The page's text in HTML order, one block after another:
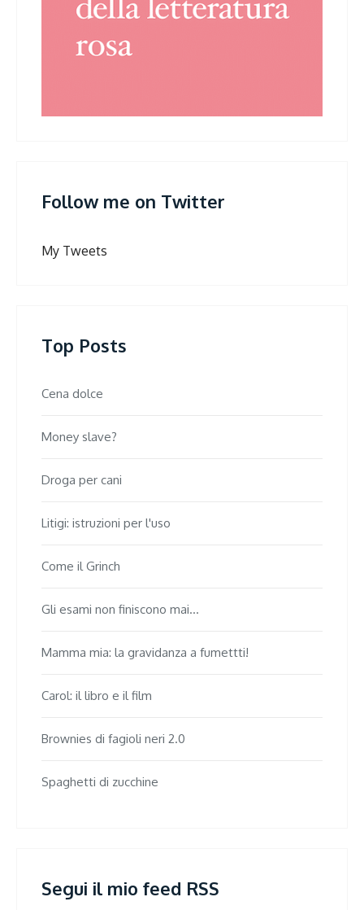
Follow me on Twitter
My Tweets
Top Posts
Cena dolce
Money slave?
Droga per cani
Litigi: istruzioni per l'uso
Come il Grinch
Gli esami non finiscono mai...
Mamma mia: la gravidanza a fumettti!
Carol: il libro e il film
Brownies di fagioli neri 2.0
Spaghetti di zucchine
Segui il mio feed RSS